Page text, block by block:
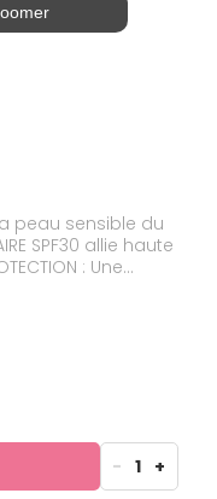
peau sensible du
SPF30 allie haute
: Une
UVB et les UVA
: Aide à
libres grâce
Protège la peau
baignade.
parfumée.
- 1 +